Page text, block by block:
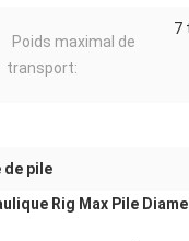
Poids maximal de
transport:
7
de pile
Rig Max Pile